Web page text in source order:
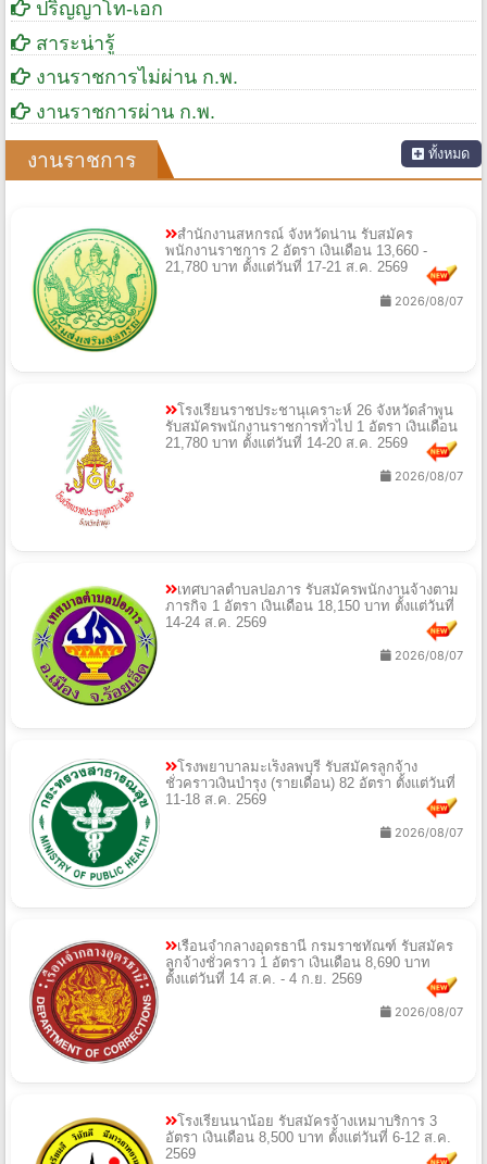
ปริญญาโท-เอก
สาระน่ารู้
งานราชการไม่ผ่าน ก.พ.
งานราชการผ่าน ก.พ.
งานราชการ ทั้งหมด
สำนักงานสหกรณ์ จังหวัดน่าน รับสมัคร
พนักงานราชการ 2 อัตรา เงินเดือน 13,660 -
21,780 บาท ตั้งแต่วันที่ 17-21 ส.ค. 2569
2026/08/07
โรงเรียนราชประชานุเคราะห์ 26 จังหวัดลำพูน
รับสมัครพนักงานราชการทั่วไป 1 อัตรา เงินเดือน
21,780 บาท ตั้งแต่วันที่ 14-20 ส.ค. 2569
2026/08/07
เทศบาลตำบลปอภาร รับสมัครพนักงานจ้างตาม
ภารกิจ 1 อัตรา เงินเดือน 18,150 บาท ตั้งแต่วันที่
14-24 ส.ค. 2569
2026/08/07
โรงพยาบาลมะเร็งลพบุรี รับสมัครลูกจ้าง
ชั่วคราวเงินบำรุง (รายเดือน) 82 อัตรา ตั้งแต่วันที่
11-18 ส.ค. 2569
2026/08/07
เรือนจำกลางอุดรธานี กรมราชทัณฑ์ รับสมัคร
ลูกจ้างชั่วคราว 1 อัตรา เงินเดือน 8,690 บาท
ตั้งแต่วันที่ 14 ส.ค. - 4 ก.ย. 2569
2026/08/07
โรงเรียนนาน้อย รับสมัครจ้างเหมาบริการ 3
อัตรา เงินเดือน 8,500 บาท ตั้งแต่วันที่ 6-12 ส.ค.
2569